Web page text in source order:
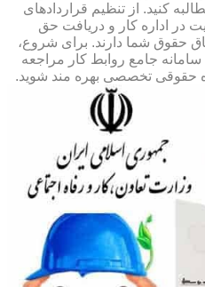
کنید. از تنظیم قراردادهای
در اداره کار و دریافت حق
حقوق شما دارند. برای شروع،
جامع روابط کار مراجعه
حقوقی تخصصی بهره مند شوید.